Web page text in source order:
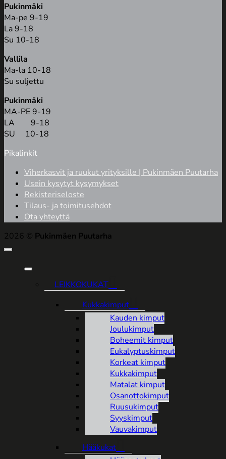
Pukinmäki
Ma-pe 9-19
La 9-18
Su 10-18
Vallila
Ma-la 10-18
Su suljettu
Pukinmäki
MA-PE 9-19
LA 9-18
SU 10-18
Pikalinkit
Viherkasvit ja ruukut yrityksille | Pukinmäen Puutarha
Usein kysytyt kysymykset
Rekisteriseloste
Tilaus- ja toimitusehdot
Ota yhteyttä
2026 © Pukinmäen Puutarha
LEIKKOKUKAT
Kukkakimput
Kauden kimput
Joulukimput
Boheemit kimput
Eukalyptuskimput
Korkeat kimput
Kukkakimput
Matalat kimput
Osanottokimput
Ruusukimput
Syyskimput
Vauvakimput
Hääkukat